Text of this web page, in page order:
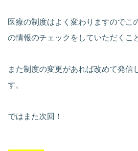
医療の制度はよく変わりますのでこ
の情報のチェックをしていただくこ
また制度の変更があれば改めて発信
す。
ではまた次回！